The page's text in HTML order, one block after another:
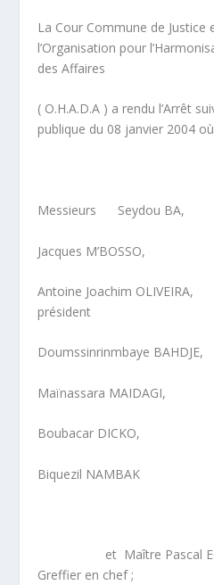
La Cour Commune de Justice
l’Organisation pour
des Affaires
( O.H.A.D.A ) a rendu l’Arrêt
publique du 08 janvier 2004
Messieurs
Jacques M’BOSSO,
Antoine Joachim
président
Doumssinrinmbaye
Maïnassara MAIDAGI,
Boubacar
Biquezil NAMBAK
et Maître Pascal
Greffier en chef ;